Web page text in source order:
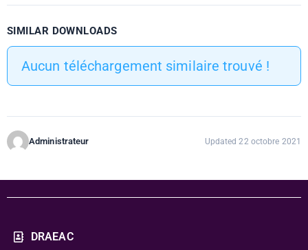
SIMILAR DOWNLOADS
Aucun téléchargement similaire trouvé !
Administrateur Updated 22 octobre 2021
DRAEAC